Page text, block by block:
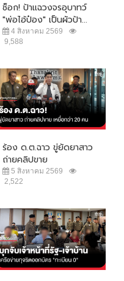
ช็อก! ป้าแฉวงจรอุบาทว์
"พ่อไอ้ป๋อง" เป็นผัวป้า...
4 สิงหาคม 2569
9,588
ร้อง ด.ต.ฉาว ขู่ยัดยาสาว
ถ่ายคลิปขาย
5 สิงหาคม 2569
2,522